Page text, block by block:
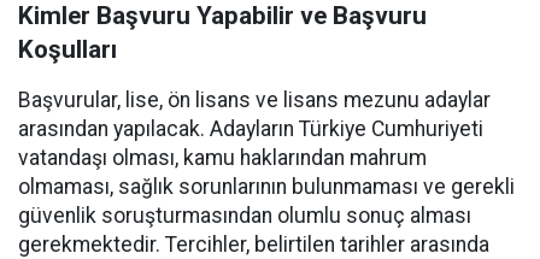
Kimler Başvuru Yapabilir ve Başvuru
Koşulları
Başvurular, lise, ön lisans ve lisans mezunu adaylar
arasından yapılacak. Adayların Türkiye Cumhuriyeti
vatandaşı olması, kamu haklarından mahrum
olmaması, sağlık sorunlarının bulunmaması ve gerekli
güvenlik soruşturmasından olumlu sonuç alması
gerekmektedir. Tercihler, belirtilen tarihler arasında